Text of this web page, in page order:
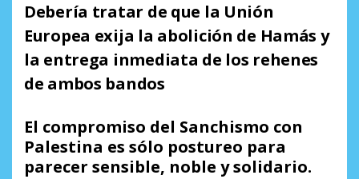
Debería tratar de que la Unión
Europea exija la abolición de Hamás y
la entrega inmediata de los rehenes
de ambos bandos
El compromiso del Sanchismo con
Palestina es sólo postureo para
parecer sensible, noble y solidario.